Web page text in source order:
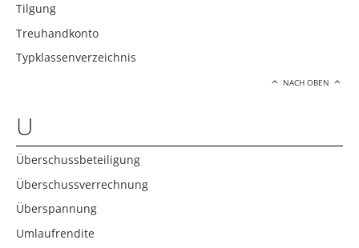
Tilgung
Treuhandkonto
Typklassenverzeichnis
NACH OBEN
U
Überschussbeteiligung
Überschussverrechnung
Überspannung
Umlaufrendite